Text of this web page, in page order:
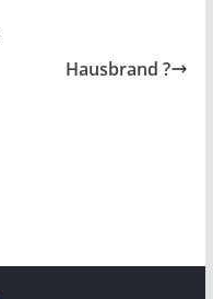
Hausbrand ?